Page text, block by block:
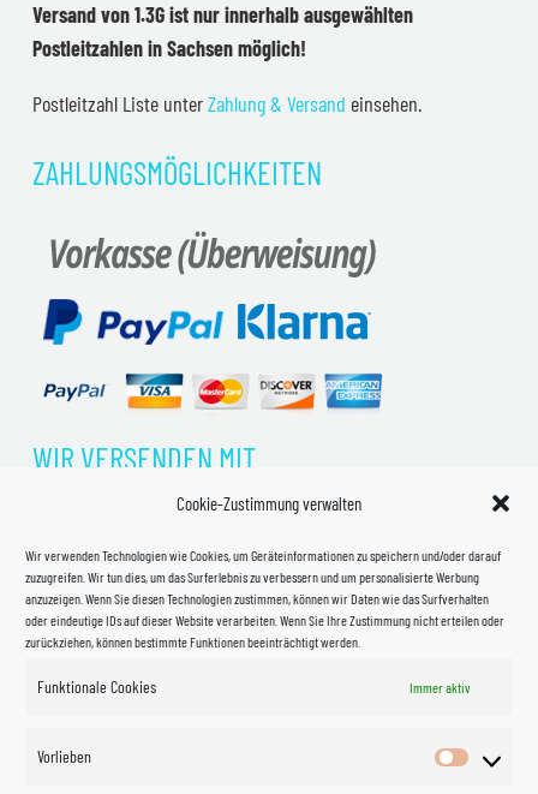
Cookie-Zustimmung verwalten
Wir verwenden Technologien wie Cookies, um Geräteinformationen zu speichern und/oder darauf
zuzugreifen. Wir tun dies, um das Surferlebnis zu verbessern und um personalisierte Werbung
anzuzeigen. Wenn Sie diesen Technologien zustimmen, können wir Daten wie das Surfverhalten
oder eindeutige IDs auf dieser Website verarbeiten. Wenn Sie Ihre Zustimmung nicht erteilen oder
zurückziehen, können bestimmte Funktionen beeinträchtigt werden.
Funktionale Cookies Immer aktiv
Vorlieben
Vorlieben
Versand von 1.3G ist nur innerhalb ausgewählten
Postleitzahlen in Sachsen möglich!
Postleitzahl Liste unterZahlung & Versand einsehen.
ZAHLUNGSMÖGLICHKEITEN
WIR VERSENDEN MIT